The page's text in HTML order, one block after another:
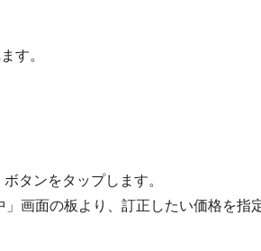
す。
タンをタップします。
」画面の板より、訂正したい価格を指